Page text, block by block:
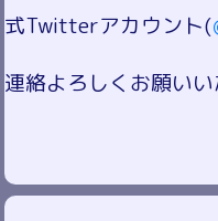
式Twitterアカウント(
連絡よろしくお願いい